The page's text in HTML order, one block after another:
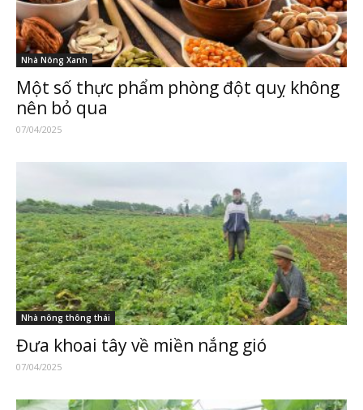
Nhà Nông Xanh
Một số thực phẩm phòng đột quỵ không
nên bỏ qua
07/04/2025
Nhà nông thông thái
Đưa khoai tây về miền nắng gió
07/04/2025